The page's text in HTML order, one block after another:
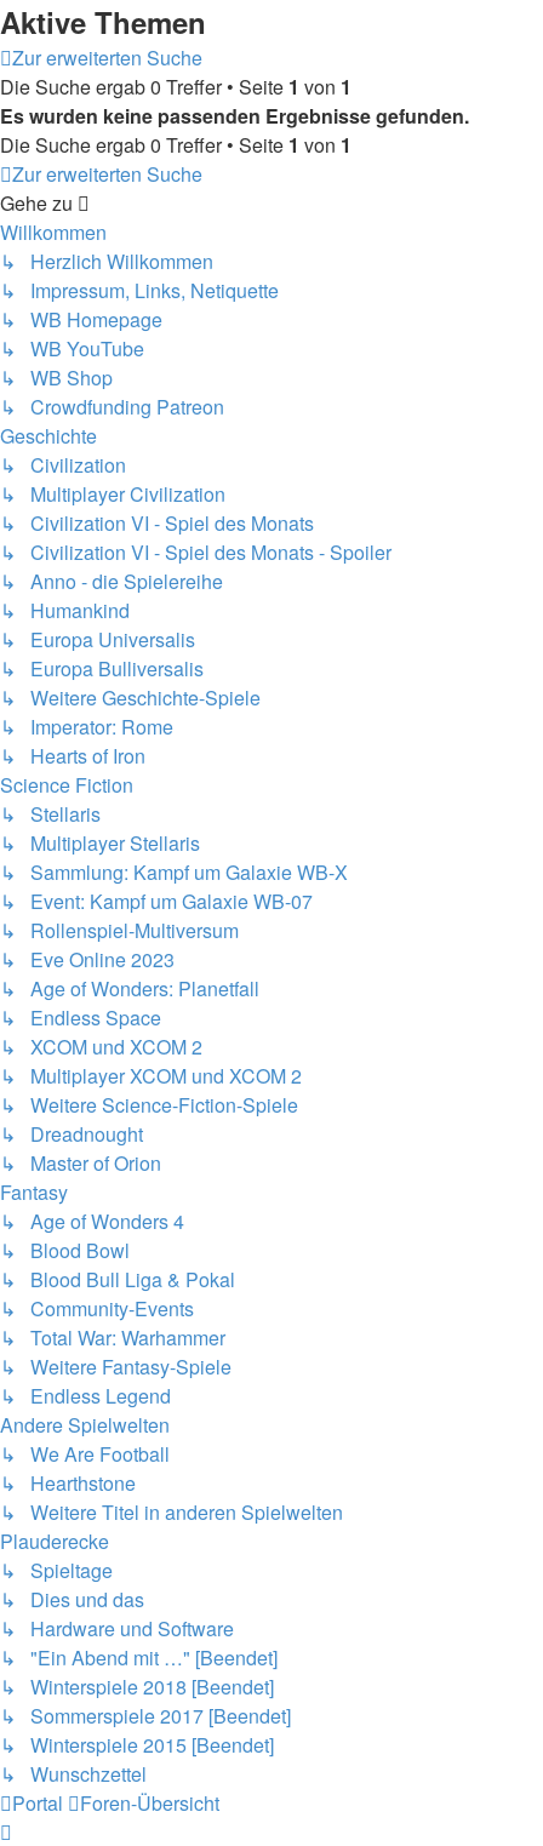
Aktive Themen
Zur erweiterten Suche
Die Suche ergab 0 Treffer • Seite 1 von 1
Es wurden keine passenden Ergebnisse gefunden.
Die Suche ergab 0 Treffer • Seite 1 von 1
Zur erweiterten Suche
Gehe zu
Willkommen
↳ Herzlich Willkommen
↳ Impressum, Links, Netiquette
↳ WB Homepage
↳ WB YouTube
↳ WB Shop
↳ Crowdfunding Patreon
Geschichte
↳ Civilization
↳ Multiplayer Civilization
↳ Civilization VI - Spiel des Monats
↳ Civilization VI - Spiel des Monats - Spoiler
↳ Anno - die Spielereihe
↳ Humankind
↳ Europa Universalis
↳ Europa Bulliversalis
↳ Weitere Geschichte-Spiele
↳ Imperator: Rome
↳ Hearts of Iron
Science Fiction
↳ Stellaris
↳ Multiplayer Stellaris
↳ Sammlung: Kampf um Galaxie WB-X
↳ Event: Kampf um Galaxie WB-07
↳ Rollenspiel-Multiversum
↳ Eve Online 2023
↳ Age of Wonders: Planetfall
↳ Endless Space
↳ XCOM und XCOM 2
↳ Multiplayer XCOM und XCOM 2
↳ Weitere Science-Fiction-Spiele
↳ Dreadnought
↳ Master of Orion
Fantasy
↳ Age of Wonders 4
↳ Blood Bowl
↳ Blood Bull Liga & Pokal
↳ Community-Events
↳ Total War: Warhammer
↳ Weitere Fantasy-Spiele
↳ Endless Legend
Andere Spielwelten
↳ We Are Football
↳ Hearthstone
↳ Weitere Titel in anderen Spielwelten
Plauderecke
↳ Spieltage
↳ Dies und das
↳ Hardware und Software
↳ "Ein Abend mit …" [Beendet]
↳ Winterspiele 2018 [Beendet]
↳ Sommerspiele 2017 [Beendet]
↳ Winterspiele 2015 [Beendet]
↳ Wunschzettel
Portal
Foren-Übersicht